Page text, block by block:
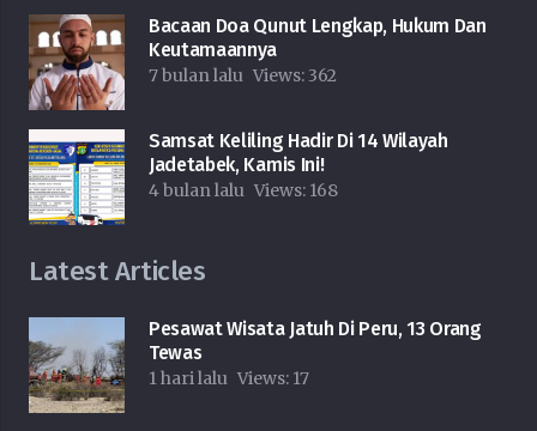
Bacaan Doa Qunut Lengkap, Hukum Dan
Keutamaannya
7 bulan lalu Views: 362
Samsat Keliling Hadir Di 14 Wilayah
Jadetabek, Kamis Ini!
4 bulan lalu Views: 168
Latest Articles
Pesawat Wisata Jatuh Di Peru, 13 Orang
Tewas
1 hari lalu Views: 17